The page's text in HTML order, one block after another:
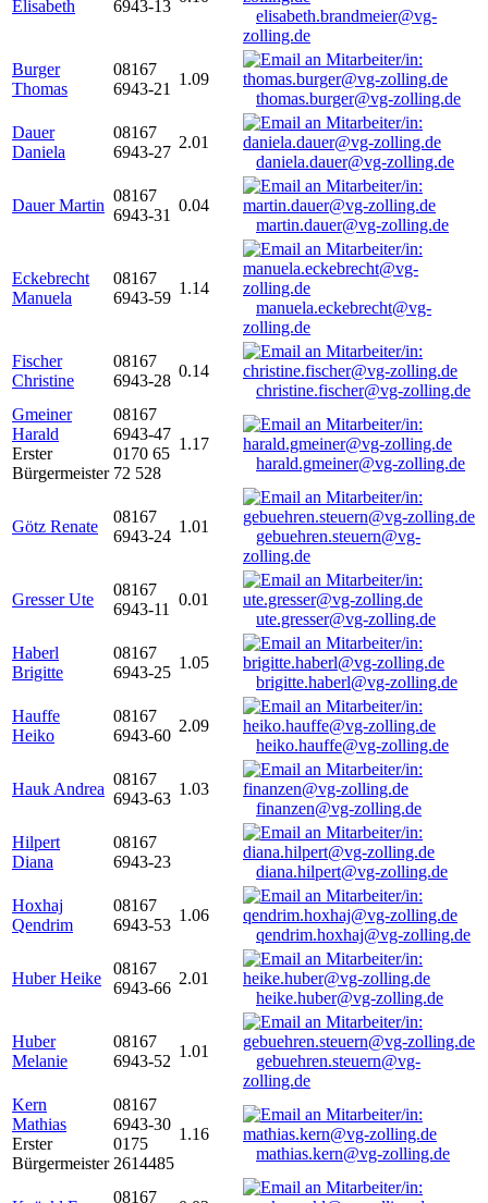
Elisabeth
6943-13
elisabeth.brandmeier@vg-
zolling.de
Burger
Thomas
08167
6943-21
1.09
thomas.burger@vg-zolling.de
Dauer
Daniela
08167
6943-27
2.01
daniela.dauer@vg-zolling.de
Dauer Martin
08167
6943-31
0.04
martin.dauer@vg-zolling.de
Eckebrecht
Manuela
08167
6943-59
1.14
manuela.eckebrecht@vg-
zolling.de
Fischer
Christine
08167
6943-28
0.14
christine.fischer@vg-zolling.de
Gmeiner
Harald
Erster
Bürgermeister
08167
6943-47
0170 65
72 528
1.17
harald.gmeiner@vg-zolling.de
Götz Renate
08167
6943-24
1.01
gebuehren.steuern@vg-
zolling.de
Gresser Ute
08167
6943-11
0.01
ute.gresser@vg-zolling.de
Haberl
Brigitte
08167
6943-25
1.05
brigitte.haberl@vg-zolling.de
Hauffe
Heiko
08167
6943-60
2.09
heiko.hauffe@vg-zolling.de
Hauk Andrea
08167
6943-63
1.03
finanzen@vg-zolling.de
Hilpert
Diana
08167
6943-23
diana.hilpert@vg-zolling.de
Hoxhaj
Qendrim
08167
6943-53
1.06
qendrim.hoxhaj@vg-zolling.de
Huber Heike
08167
6943-66
2.01
heike.huber@vg-zolling.de
Huber
Melanie
08167
6943-52
1.01
gebuehren.steuern@vg-
zolling.de
Kern
Mathias
Erster
Bürgermeister
08167
6943-30
0175
2614485
1.16
mathias.kern@vg-zolling.de
08167